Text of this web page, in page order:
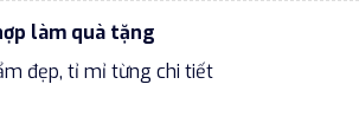
làm quà tặng
đẹp, tỉ mỉ từng chi tiết